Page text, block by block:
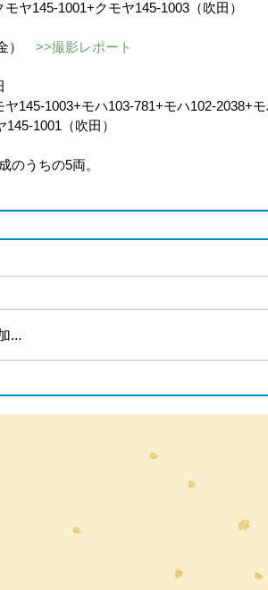
ヤ145-1001+クモヤ145-1003（吹田）
） >>撮影レポート
ヤ145-1003+モハ103-781+モハ102-2038+
1001（吹田）
のうちの5両。
…